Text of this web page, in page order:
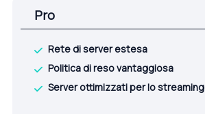
Pro
Rete di server estesa
Politica di reso vantaggiosa
Server ottimizzati per lo streaming